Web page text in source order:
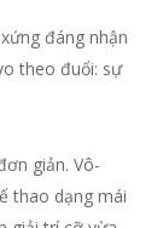
đáng nhận
theo đuổi: sự
giản. Vô-
thao dạng mái